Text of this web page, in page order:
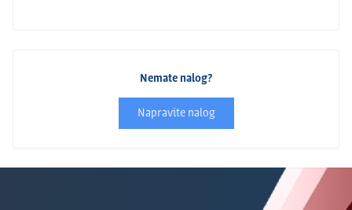
Nemate nalog?
Napravite nalog